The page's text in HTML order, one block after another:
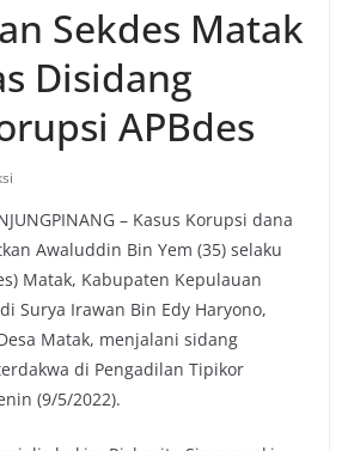
Sekdes Matak
Disidang
APBdes
– Kasus Korupsi dana
Awaluddin Bin Yem (35) selaku
Matak, Kabupaten Kepulauan
Surya Irawan Bin Edy Haryono,
Matak, menjalani sidang
di Pengadilan Tipikor
(9/5/2022).